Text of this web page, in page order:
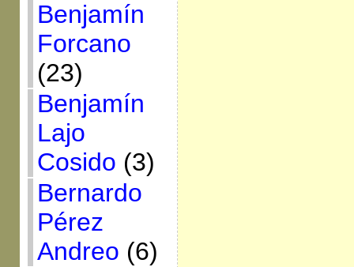
Benjamín
Forcano
(23)
Benjamín
Lajo
Cosido (3)
Bernardo
Pérez
Andreo (6)